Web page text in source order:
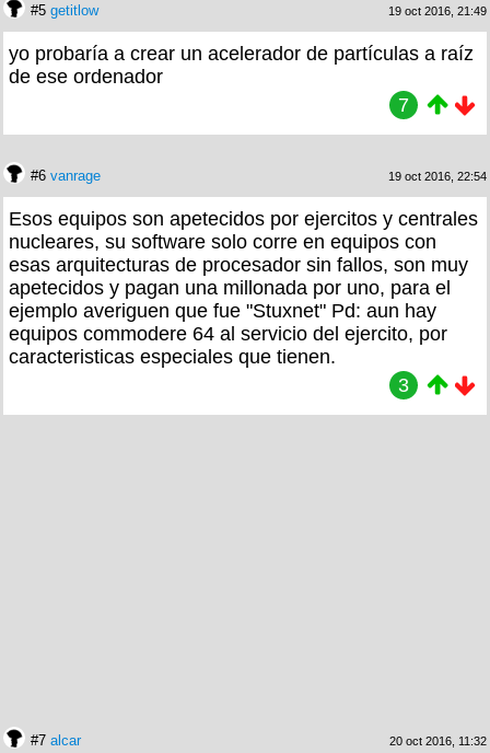
#5 getitlow 19 oct 2016, 21:49
yo probaría a crear un acelerador de partículas a raíz
de ese ordenador
7
#6 vanrage 19 oct 2016, 22:54
Esos equipos son apetecidos por ejercitos y centrales
nucleares, su software solo corre en equipos con
esas arquitecturas de procesador sin fallos, son muy
apetecidos y pagan una millonada por uno, para el
ejemplo averiguen que fue "Stuxnet" Pd: aun hay
equipos commodere 64 al servicio del ejercito, por
caracteristicas especiales que tienen.
3
#7 alcar 20 oct 2016, 11:32